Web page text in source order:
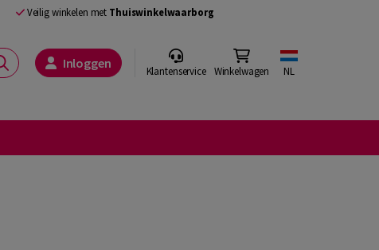
Veilig winkelen met Thuiswinkelwaarborg
Inloggen Klantenservice Winkelwagen NL